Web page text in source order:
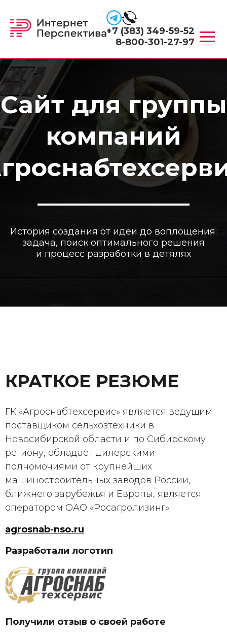
+7 (383) 349-59-52
8-800-301-27-97
Сайт для группы
компаний
История создания от идеи до воплощения:
задача, поиск оптимального решения
и процесс разработки в детялях
КРАТКОЕ РЕЗЮМЕ
ГК «Агроснабтехсервис» является ведущим
поставщиком сельхозтехники в
Новосибирской области и по Сибирскому
региону, обладает дилерскими
полномочиями от крупнейших
машиностроитель­ных заводов России,
ближнего зарубежья и Европы, является
оператором ОАО «Росагролизинг».
agrosnab-nso.ru
Разработали логотип
Получили отзыв о своей работе